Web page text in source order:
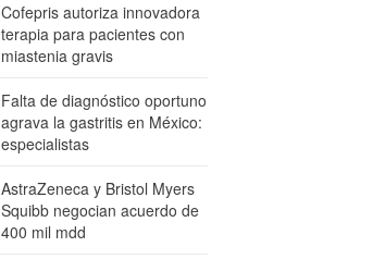
Cofepris autoriza innovadora
terapia para pacientes con
miastenia gravis
Falta de diagnóstico oportuno
agrava la gastritis en México:
especialistas
AstraZeneca y Bristol Myers
Squibb negocian acuerdo de
400 mil mdd